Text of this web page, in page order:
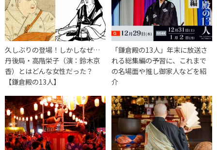
久しぶりの登場！しかしなぜ…
丹後局・高階栄子（演：鈴木京
香）とはどんな女性だった？
【鎌倉殿の13人】
「鎌倉殿の13人」年末に放送さ
れる総集編の予習に、これまで
の名場面や推し御家人などを紹
介